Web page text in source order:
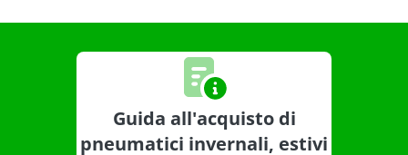
Guida all'acquisto di
pneumatici invernali, estivi